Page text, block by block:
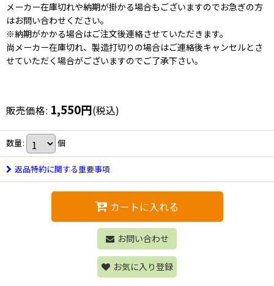
メーカー在庫切れや納期が掛かる場合もございますのでお急ぎの方
はお問い合わせください。
※納期がかかる場合はご注文後連絡させていただきます。
尚メーカー在庫切れ、製造打切りの場合はご連絡後キャンセルとさ
せていただく場合がございますのでご了承下さい。
販売価格: 1,550円(税込)
数量: 個
返品特約に関する重要事項
カートに入れる
お問い合わせ
お気に入り登録